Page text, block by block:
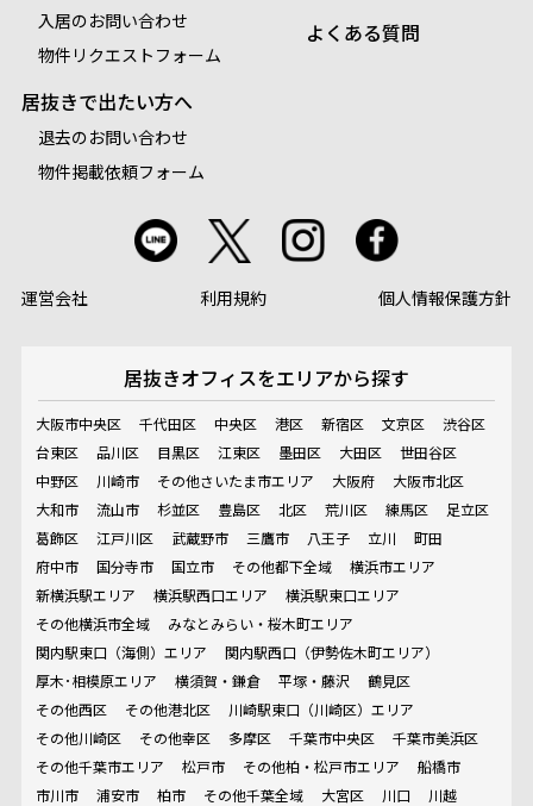
入居のお問い合わせ
物件リクエストフォーム
居抜きで出たい方へ
退去のお問い合わせ
物件掲載依頼フォーム
よくある質問
運営会社 利用規約 個人情報保護方針
居抜きオフィスをエリアから探す
大阪市中央区 千代田区 中央区 港区 新宿区 文京区
渋谷区
台東区
品川区 目黒区 江東区 墨田区 大田区
世田谷区
中野区
川崎市 その他さいたま市エリア 大阪府
大阪市北区
大和市
流山市 杉並区 豊島区 北区 荒川区 練馬区
足立区
葛飾区
江戸川区 武蔵野市 三鷹市 八王子 立川
町田
府中市
国分寺市 国立市 その他都下全域
横浜市エリア
新横浜駅エリア
横浜駅西口エリア
横浜駅東口エリア
その他横浜市全域
みなとみらい・桜木町エリア
関内駅東口（海側）エリア
関内駅西口（伊勢佐木町エリア）
厚木･相模原エリア
横須賀・鎌倉 平塚・藤沢
鶴見区
その他西区
その他港北区
川崎駅東口（川崎区）エリア
その他川崎区
その他幸区 多摩区 千葉市中央区
千葉市美浜区
その他千葉市エリア
松戸市 その他柏・松戸市エリア
船橋市
市川市
浦安市 柏市 その他千葉全域 大宮区 川口
川越